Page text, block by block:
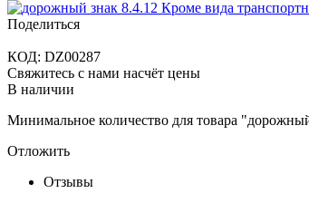
Поделиться
КОД: DZ00287
Свяжитесь с нами насчёт цены
В наличии
Минимальное количество для товара
Отложить
Отзывы